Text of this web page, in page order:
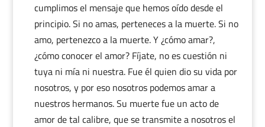
cumplimos el mensaje que hemos oído desde el
principio. Si no amas, perteneces a la muerte. Si no
amo, pertenezco a la muerte. Y ¿cómo amar?,
¿cómo conocer el amor? Fíjate, no es cuestión ni
tuya ni mía ni nuestra. Fue él quien dio su vida por
nosotros, y por eso nosotros podemos amar a
nuestros hermanos. Su muerte fue un acto de
amor de tal calibre, que se transmite a nosotros el